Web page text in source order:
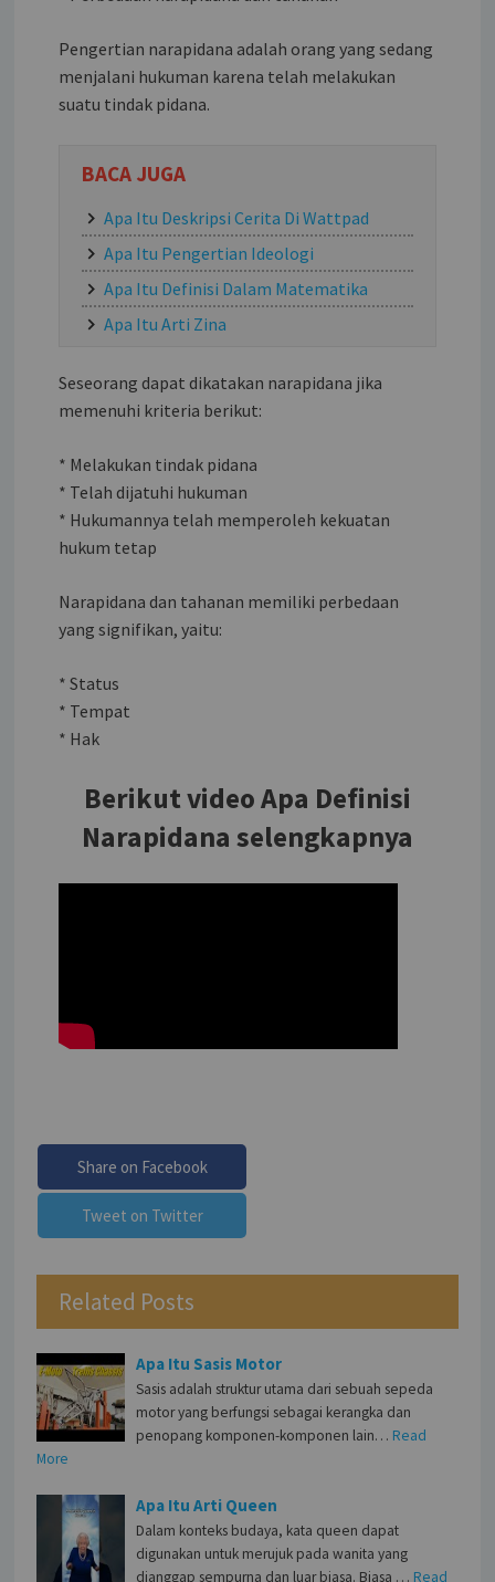
Pengertian narapidana adalah orang yang sedang
menjalani hukuman karena telah melakukan
suatu tindak pidana.
BACA JUGA
Apa Itu Deskripsi Cerita Di Wattpad
Apa Itu Pengertian Ideologi
Apa Itu Definisi Dalam Matematika
Apa Itu Arti Zina
Seseorang dapat dikatakan narapidana jika
memenuhi kriteria berikut:
* Melakukan tindak pidana
* Telah dijatuhi hukuman
* Hukumannya telah memperoleh kekuatan
hukum tetap
Narapidana dan tahanan memiliki perbedaan
yang signifikan, yaitu:
* Status
* Tempat
* Hak
Berikut video Apa Definisi
Narapidana selengkapnya
Share on Facebook
Tweet on Twitter
Related Posts
Apa Itu Sasis Motor
Sasis adalah struktur utama dari sebuah sepeda
motor yang berfungsi sebagai kerangka dan
penopang komponen-komponen lain… Read
More
Apa Itu Arti Queen
Dalam konteks budaya, kata queen dapat
digunakan untuk merujuk pada wanita yang
dianggap sempurna dan luar biasa. Biasa … Read